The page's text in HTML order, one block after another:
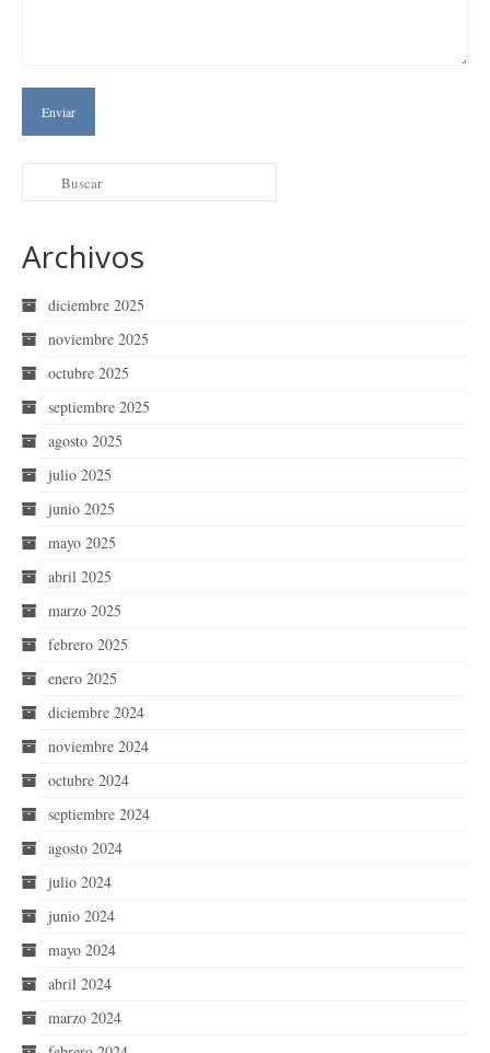
Archivos
diciembre 2025
noviembre 2025
octubre 2025
septiembre 2025
agosto 2025
julio 2025
junio 2025
mayo 2025
abril 2025
marzo 2025
febrero 2025
enero 2025
diciembre 2024
noviembre 2024
octubre 2024
septiembre 2024
agosto 2024
julio 2024
junio 2024
mayo 2024
abril 2024
marzo 2024